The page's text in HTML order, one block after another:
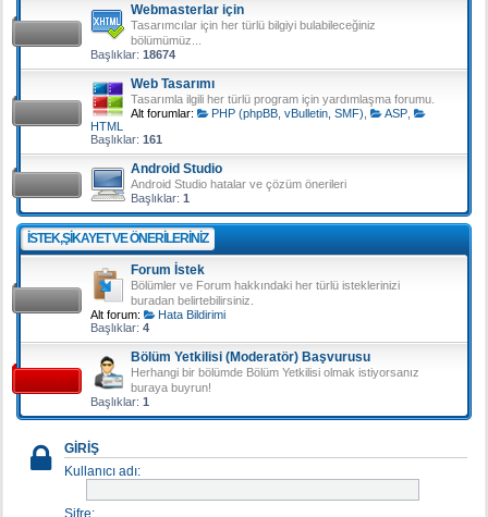
Webmasterlar için
Tasarımcılar için her türlü bilgiyi bulabileceğiniz
bölümümüz...
Başlıklar: 18674
Web Tasarımı
Tasarımla ilgili her türlü program için yardımlaşma forumu.
Alt forumlar:
PHP (phpBB, vBulletin, SMF) ASP,
HTML
Başlıklar: 161
Android Studio
Android Studio hatalar ve çözüm önerileri
Başlıklar: 1
İSTEK,ŞIKAYET VE ÖNERILERINIZ
Forum İstek
Bölümler ve Forum hakkındaki her türlü isteklerinizi
buradan belirtebilirsiniz.
Alt forum:
Hata Bildirimi
Başlıklar: 4
Bölüm Yetkilisi (Moderatör) Başvurusu
Herhangi bir bölümde Bölüm Yetkilisi olmak istiyorsanız
buraya buyrun!
Başlıklar: 1
GIRIŞ
Kullanıcı adı:
Şifre: